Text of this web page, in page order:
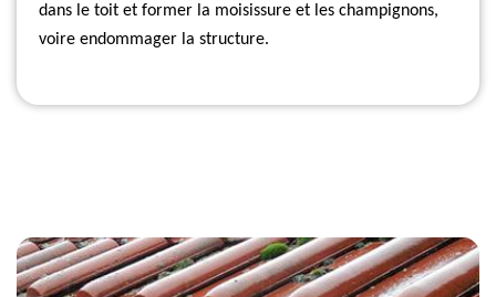
dans le toit et former la moisissure et les champignons,
voire endommager la structure.